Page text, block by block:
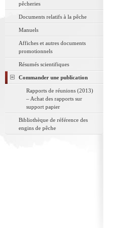
pêcheries
Documents relatifs à la pêche
Manuels
Affiches et autres documents
promotionnels
Résumés scientifiques
Commander une publication
Rapports de réunions (2013)
– Achat des rapports sur
support papier
Bibliothèque de référence des
engins de pêche